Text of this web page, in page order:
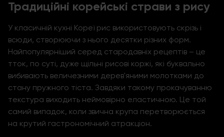
Традиційні корейські страви з рису
У класичній кухні Кореї рис використовують скрізь і
всюди, створюючи з нього десятки різних форм.
Найпопулярніший серед стародавніх рецептів – це
тток, по суті, дуже щільні рисові коржі, які буквально
вибивають величезними дерев'яними молотками до
стану пружного тіста. Завдяки такому прокачуванню
текстура виходить неймовірно еластичною. Це той
самий випадок, коли звична крупа перетворюється
на крутий гастрономічний атракціон.